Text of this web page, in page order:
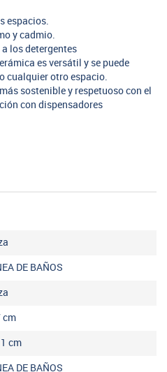
espacios.
y cadmio.
los detergentes
es versátil y se puede
cualquier otro espacio.
sostenible y respetuoso con el
con dispensadores
DE BAÑOS
cm
cm
DE BAÑOS